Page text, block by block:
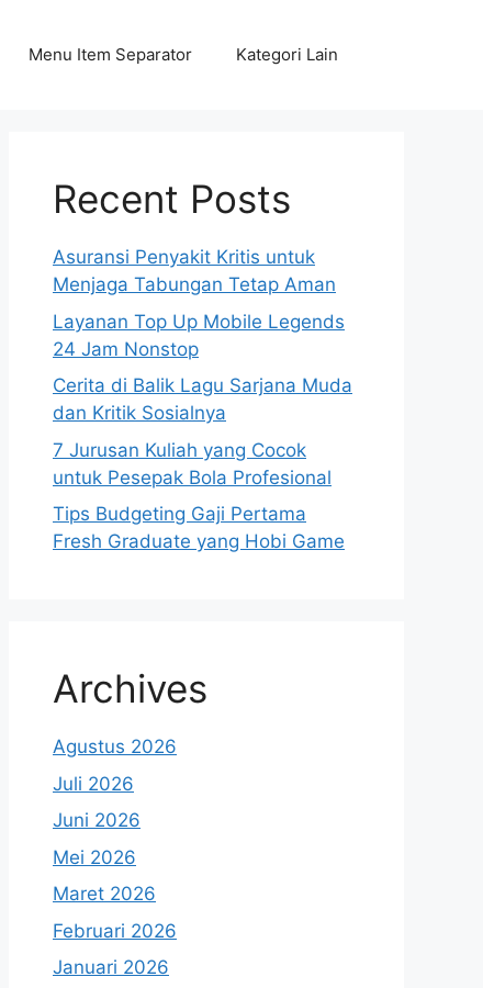
Menu Item Separator Kategori Lain
Recent Posts
Asuransi Penyakit Kritis untuk
Menjaga Tabungan Tetap Aman
Layanan Top Up Mobile Legends
24 Jam Nonstop
Cerita di Balik Lagu Sarjana Muda
dan Kritik Sosialnya
7 Jurusan Kuliah yang Cocok
untuk Pesepak Bola Profesional
Tips Budgeting Gaji Pertama
Fresh Graduate yang Hobi Game
Archives
Agustus 2026
Juli 2026
Juni 2026
Mei 2026
Maret 2026
Februari 2026
Januari 2026